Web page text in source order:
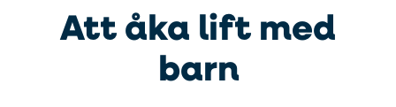
Att åka lift med
barn